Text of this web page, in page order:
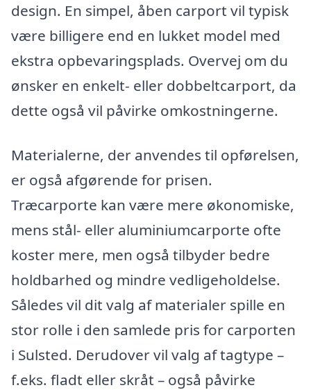
design. En simpel, åben carport vil typisk
være billigere end en lukket model med
ekstra opbevaringsplads. Overvej om du
ønsker en enkelt- eller dobbeltcarport, da
dette også vil påvirke omkostningerne.
Materialerne, der anvendes til opførelsen,
er også afgørende for prisen.
Træcarporte kan være mere økonomiske,
mens stål- eller aluminiumcarporte ofte
koster mere, men også tilbyder bedre
holdbarhed og mindre vedligeholdelse.
Således vil dit valg af materialer spille en
stor rolle i den samlede pris for carporten
i Sulsted. Derudover vil valg af tagtype –
f.eks. fladt eller skråt – også påvirke